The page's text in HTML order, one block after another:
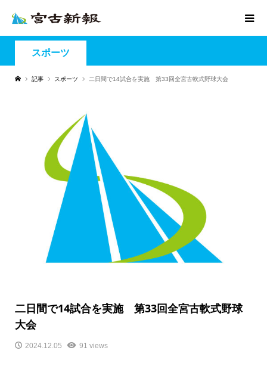
スポーツ
記事 スポーツ 二日間で14試合を実施 第33回全宮古軟式野球大会
二日間で14試合を実施 第33回全宮古軟式野球
大会
2024.12.05 91 views